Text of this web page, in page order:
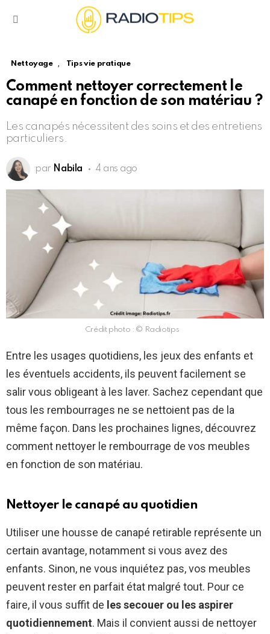
Nettoyage , Tips vie pratique
Comment nettoyer correctement le
canapé en fonction de son matériau ?
Les canapés nécessitent des soins et des entretiens
particuliers.
par Nabila 4 ans ago
Crédit photo : © Radiotips
Entre les usages quotidiens, les jeux des enfants et
les éventuels accidents, ils peuvent facilement se
salir vous obligeant à les laver. Sachez cependant que
tous les rembourrages ne se nettoient pas de la
même façon. Dans les prochaines lignes, découvrez
comment nettoyer le rembourrage de vos meubles
en fonction de son matériau.
Nettoyer le canapé au quotidien
Utiliser une housse de canapé retirable représente un
certain avantage, notamment si vous avez des
enfants. Sinon, ne vous inquiétez pas, vos meubles
peuvent rester en parfait état malgré tout. Pour ce
faire, il vous suffit de les secouer ou les aspirer
quotidiennement. Mais il convient aussi de nettoyer